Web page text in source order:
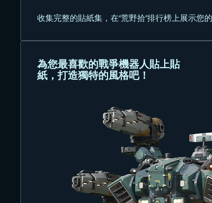
收集完整的貼紙集，在“荒野拾”排行榜上展示您
為您最喜歡的戰爭機器人貼上貼
紙，打造獨特的風格吧！